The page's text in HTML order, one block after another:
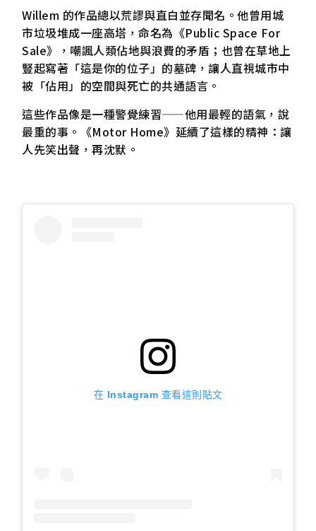
Willem 的作品總以荒謬與直白並存聞名。他曾用城
市垃圾堆成一座高塔，命名為《Public Space For
Sale》，嘲諷人類佔地與浪費的矛盾；也曾在草地上
豎起寫著「這是你的位子」的墓碑，讓人直視城市中
被「佔用」的空間與死亡的共通語言。
這些作品像是一種警覺練習——他用最輕的語氣，說
最重的事。《Motor Home》延續了這樣的精神：讓
人先笑出聲，再沈默。
在 Instagram 查看這則貼文